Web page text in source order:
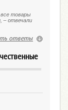
товары
– отвечали
ответы